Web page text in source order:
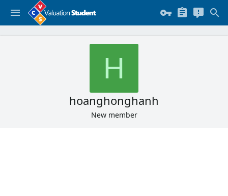
H
hoanghonghanh
New member